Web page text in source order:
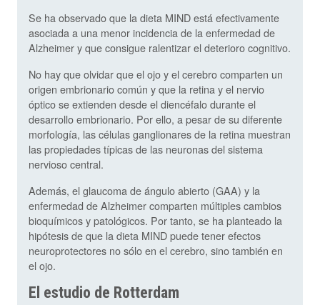
Se ha observado que la dieta MIND está efectivamente
asociada a una menor incidencia de la enfermedad de
Alzheimer y que consigue ralentizar el deterioro cognitivo.
No hay que olvidar que el ojo y el cerebro comparten un
origen embrionario común y que la retina y el nervio
óptico se extienden desde el diencéfalo durante el
desarrollo embrionario. Por ello, a pesar de su diferente
morfología, las células ganglionares de la retina muestran
las propiedades típicas de las neuronas del sistema
nervioso central.
Además, el glaucoma de ángulo abierto (GAA) y la
enfermedad de Alzheimer comparten múltiples cambios
bioquímicos y patológicos. Por tanto, se ha planteado la
hipótesis de que la dieta MIND puede tener efectos
neuroprotectores no sólo en el cerebro, sino también en
el ojo.
El estudio de Rotterdam